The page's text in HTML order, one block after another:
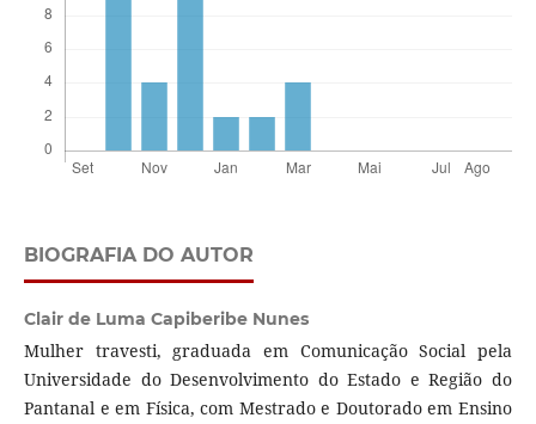
BIOGRAFIA DO AUTOR
Clair de Luma Capiberibe Nunes
Mulher travesti, graduada em Comunicação Social pela
Universidade do Desenvolvimento do Estado e Região do
Pantanal e em Física, com Mestrado e Doutorado em Ensino